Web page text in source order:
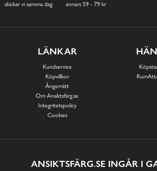
skickar vi samma dag
annars 59 - 79 kr
LÄNKAR
Kundservice
Köpvillkor
Ångerrätt
Om Ansiktsfärg.se
Integritetspolicy
Cookies
ANSIKTSFÄRG.SE INGÅR I